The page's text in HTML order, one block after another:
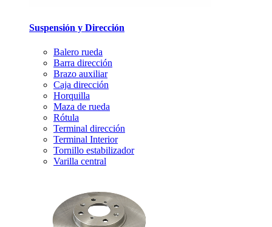
Suspensión y Dirección
Balero rueda
Barra dirección
Brazo auxiliar
Caja dirección
Horquilla
Maza de rueda
Rótula
Terminal dirección
Terminal Interior
Tornillo estabilizador
Varilla central